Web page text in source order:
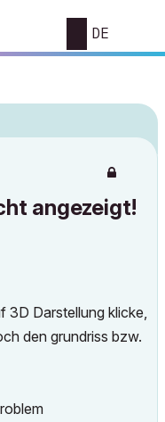
DE
angezeigt!
3D Darstellung klicke,
den grundriss bzw.